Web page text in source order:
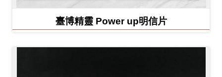
臺博精靈 Power up明信片